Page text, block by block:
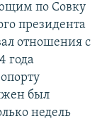
по Совку
президента
отношения с
года
был
недель